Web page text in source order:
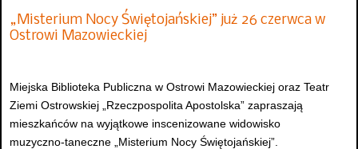
„Misterium Nocy Świętojańskiej” już 26 czerwca w
Ostrowi Mazowieckiej
Miejska Biblioteka Publiczna w Ostrowi Mazowieckiej oraz Teatr
Ziemi Ostrowskiej „Rzeczpospolita Apostolska” zapraszają
mieszkańców na wyjątkowe inscenizowane widowisko
muzyczno-taneczne „Misterium Nocy Świętojańskiej”.